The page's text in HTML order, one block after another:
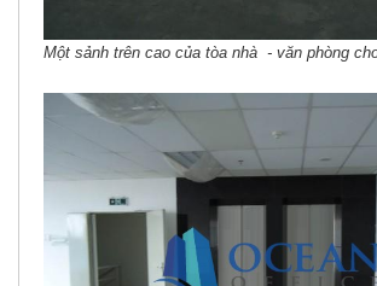
Một sảnh trên cao của tòa nhà - văn phòng